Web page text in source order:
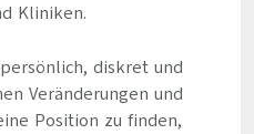
Kliniken.
diskret und
Veränderungen und
Position zu finden,